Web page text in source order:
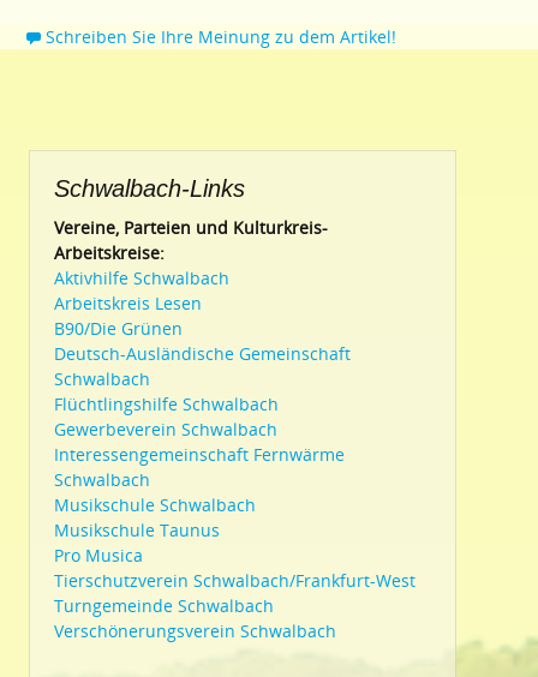
Schreiben Sie Ihre Meinung zu dem Artikel!
Schwalbach-Links
Vereine, Parteien und Kulturkreis-
Arbeitskreise:
Aktivhilfe Schwalbach
Arbeitskreis Lesen
B90/Die Grünen
Deutsch-Ausländische Gemeinschaft
Schwalbach
Flüchtlingshilfe Schwalbach
Gewerbeverein Schwalbach
Interessengemeinschaft Fernwärme
Schwalbach
Musikschule Schwalbach
Musikschule Taunus
Pro Musica
Tierschutzverein Schwalbach/Frankfurt-West
Turngemeinde Schwalbach
Verschönerungsverein Schwalbach